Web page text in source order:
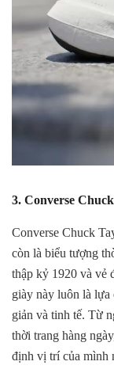
3. Converse
Converse Chuck
còn là biểu tượng
thập kỷ 1920 và vẻ
giày này luôn là
giản và tinh tế. Từ
thời trang hàng
định vị trí của mình